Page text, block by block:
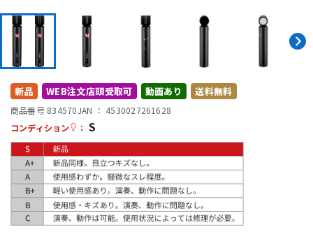
DTM オンライン納品 レコーディング機器
配信/ライブ機器 楽器アクセサリ
中古
新品 WEB注文店頭受取可 動画あり 送料無料
商品番号 834570JAN ： 4530027261628
コンディション
： S